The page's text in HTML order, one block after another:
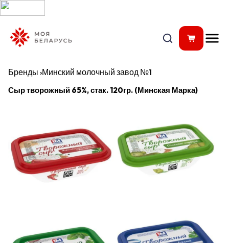
Бренды ›Минский молочный завод №1
Сыр творожный 65%, стак. 120гр. (Минская Марка)